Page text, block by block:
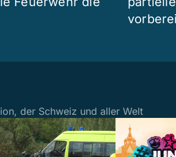
der Schweiz und aller Welt